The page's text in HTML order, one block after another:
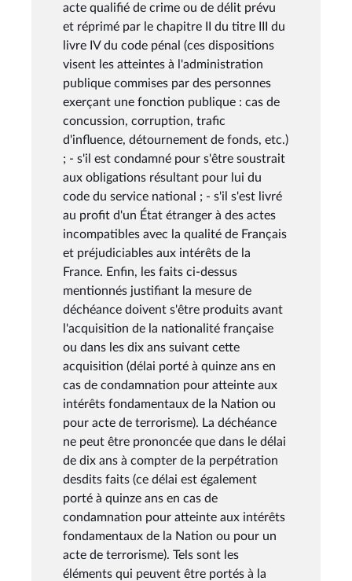
acte qualifié de crime ou de délit prévu
et réprimé par le chapitre II du titre III du
livre IV du code pénal (ces dispositions
visent les atteintes à l'administration
publique commises par des personnes
exerçant une fonction publique : cas de
concussion, corruption, trafic
d'influence, détournement de fonds, etc.)
; - s'il est condamné pour s'être soustrait
aux obligations résultant pour lui du
code du service national ; - s'il s'est livré
au profit d'un État étranger à des actes
incompatibles avec la qualité de Français
et préjudiciables aux intérêts de la
France. Enfin, les faits ci-dessus
mentionnés justifiant la mesure de
déchéance doivent s'être produits avant
l'acquisition de la nationalité française
ou dans les dix ans suivant cette
acquisition (délai porté à quinze ans en
cas de condamnation pour atteinte aux
intérêts fondamentaux de la Nation ou
pour acte de terrorisme). La déchéance
ne peut être prononcée que dans le délai
de dix ans à compter de la perpétration
desdits faits (ce délai est également
porté à quinze ans en cas de
condamnation pour atteinte aux intérêts
fondamentaux de la Nation ou pour un
acte de terrorisme). Tels sont les
éléments qui peuvent être portés à la